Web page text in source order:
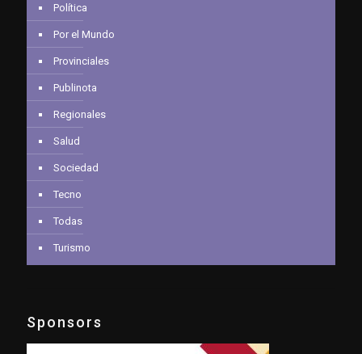
Política
Por el Mundo
Provinciales
Publinota
Regionales
Salud
Sociedad
Tecno
Todas
Turismo
Sponsors